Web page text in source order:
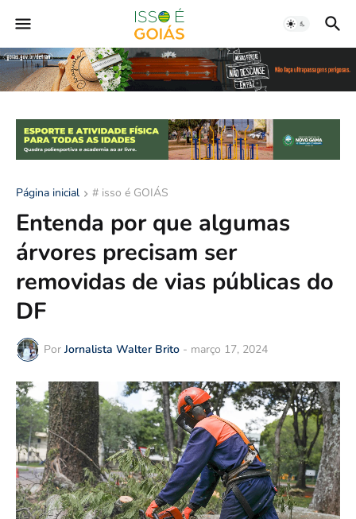
Página inicial # isso é GOIÁS
Entenda por que algumas
árvores precisam ser
removidas de vias públicas do
DF
Por Jornalista Walter Brito - março 17, 2024